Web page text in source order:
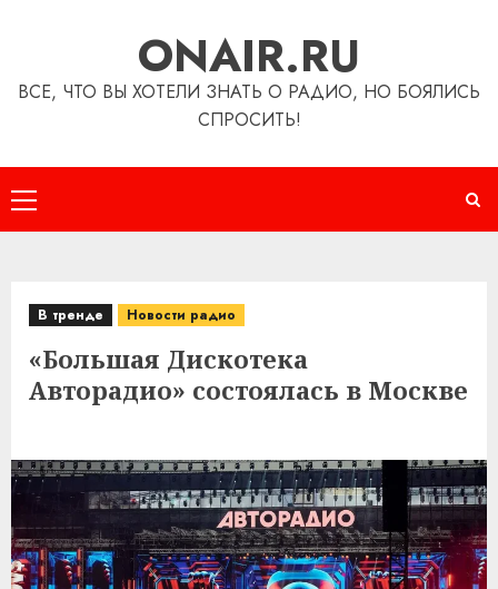
ONAIR.RU
ВСЕ, ЧТО ВЫ ХОТЕЛИ ЗНАТЬ О РАДИО, НО БОЯЛИСЬ
СПРОСИТЬ!
Основное
меню
В тренде Новости радио
«Большая Дискотека
Авторадио» состоялась в Москве